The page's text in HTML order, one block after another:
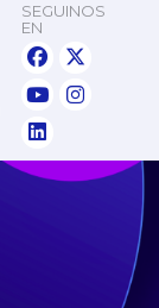
SEGUINOS
EN